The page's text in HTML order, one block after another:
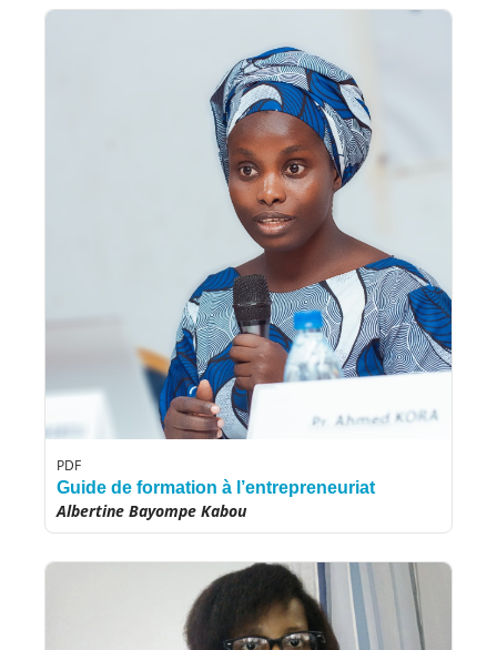
PDF
Guide de formation à l’entrepreneuriat
Albertine Bayompe Kabou